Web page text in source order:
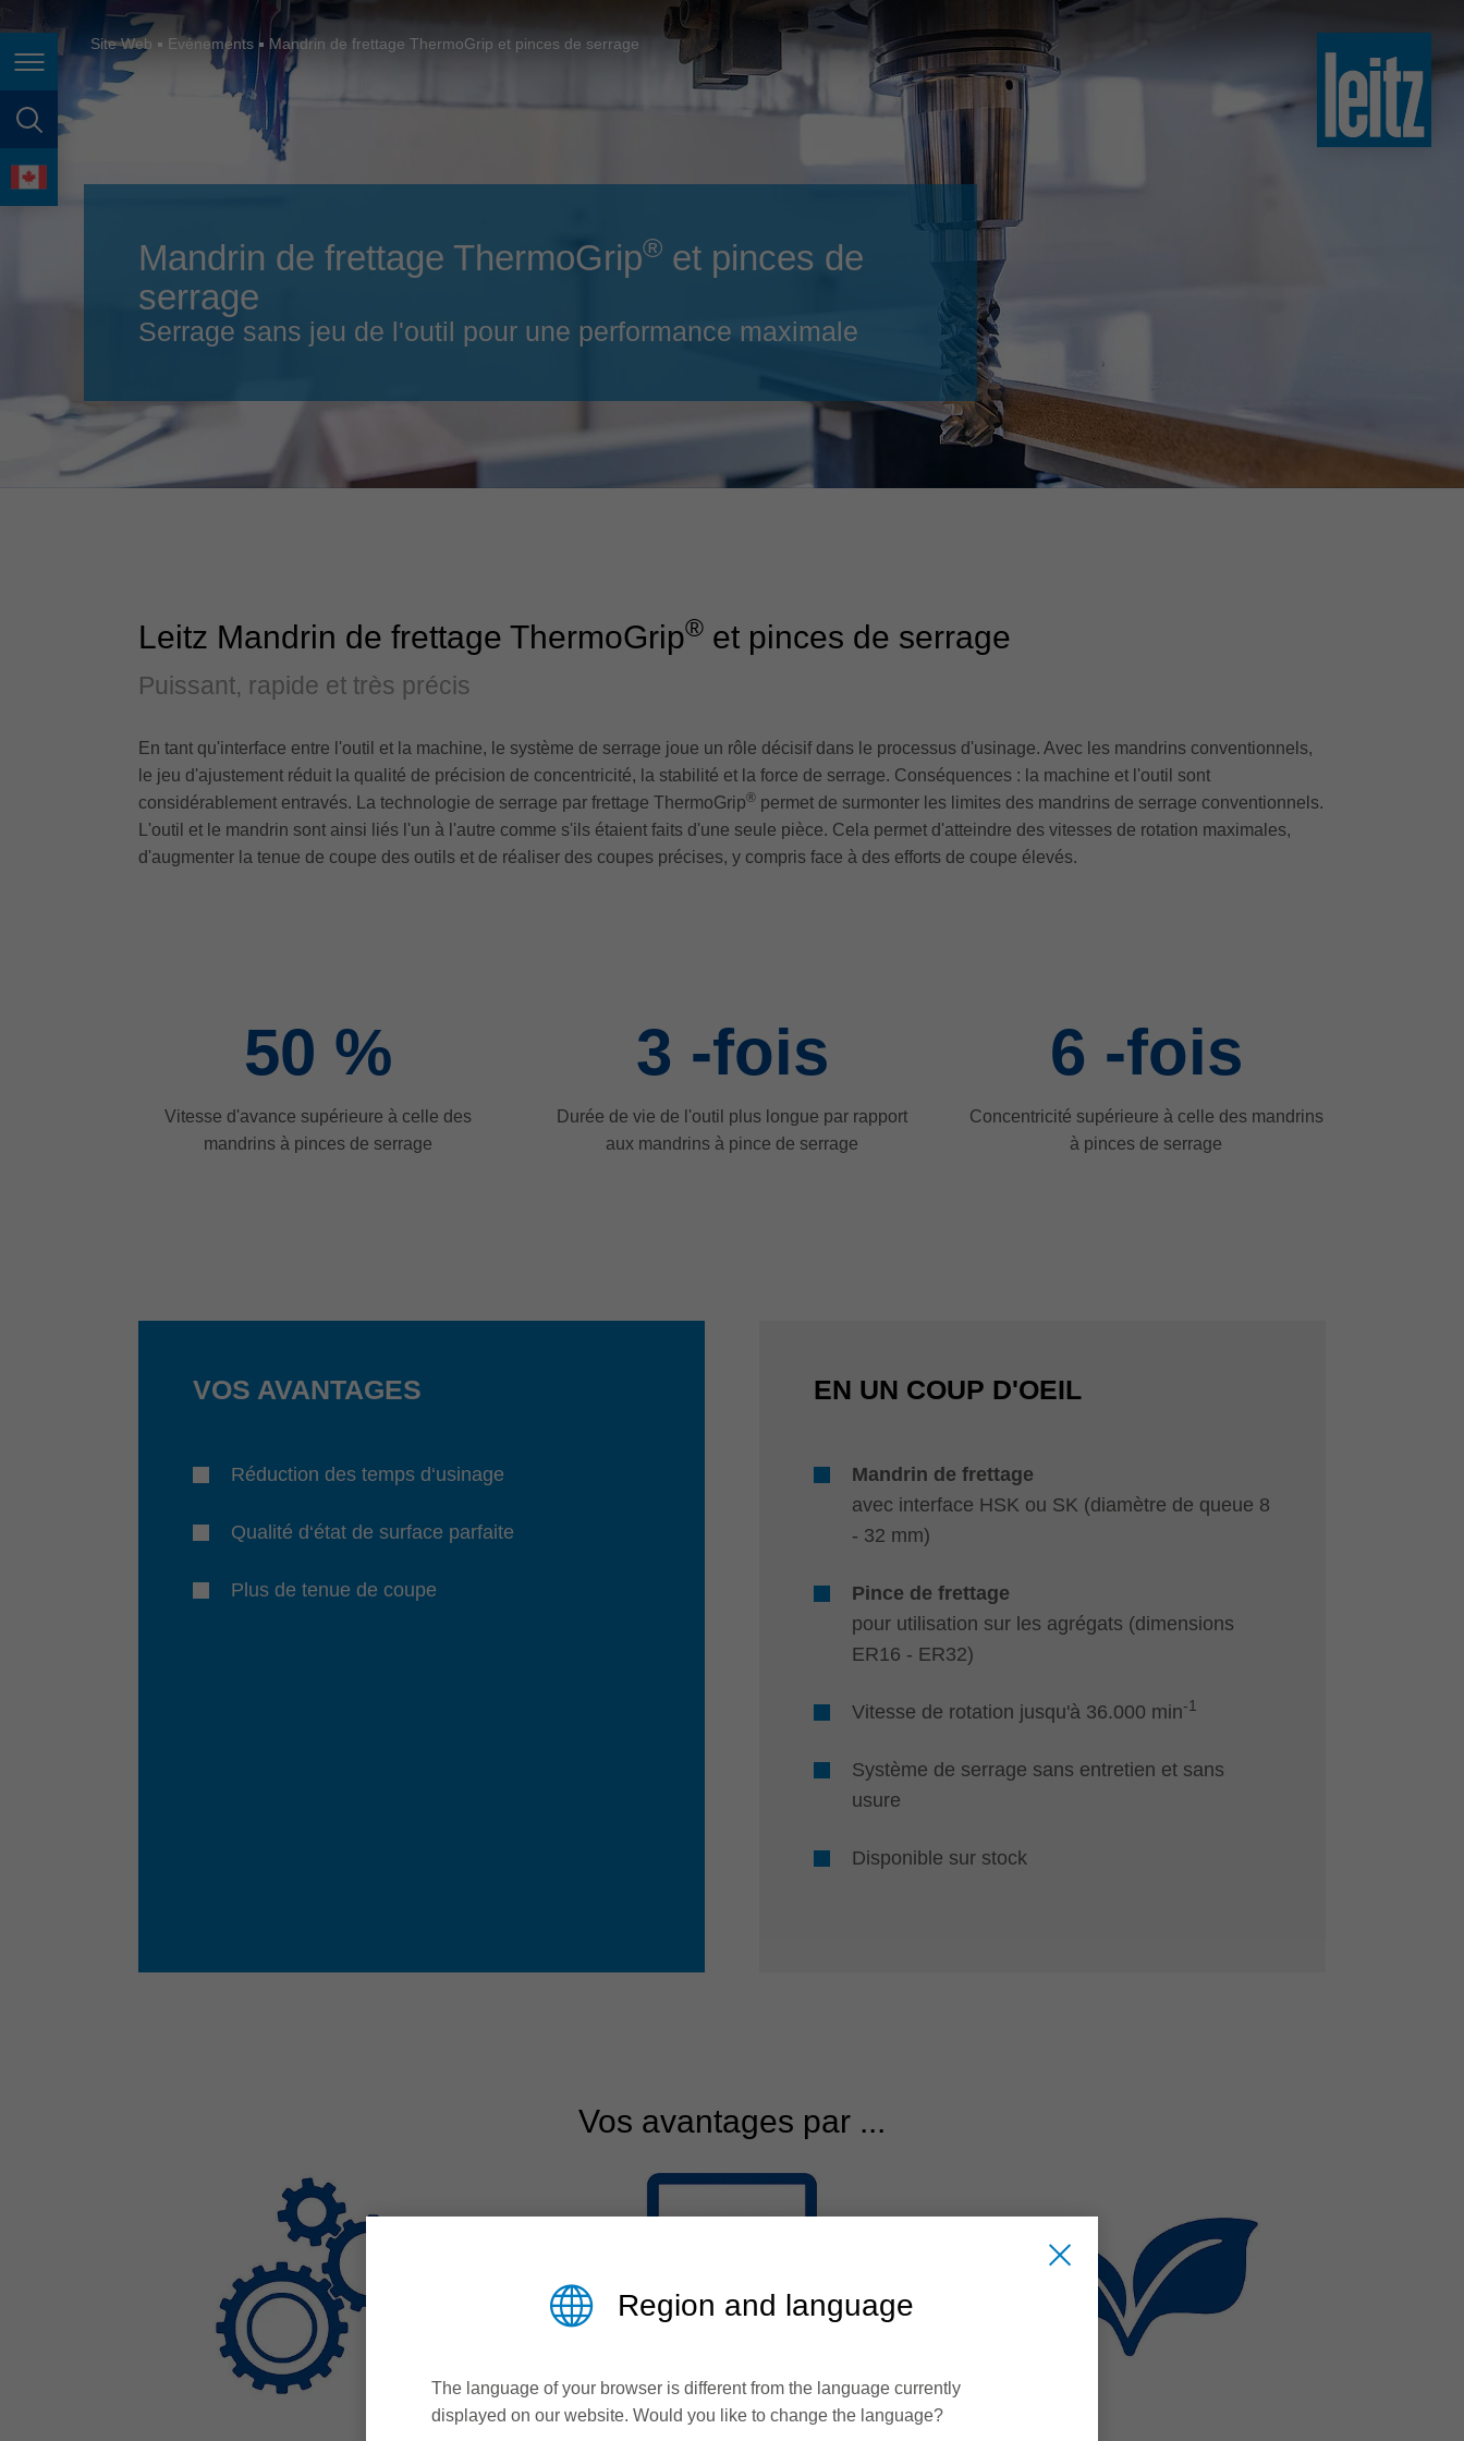
Page navigation
page search
language
France français
Lietuva english
Malaysia
México
Suomi english
Taiwan english
english
tiếng việt
中国 中文
Україна
Site Web Evénements Mandrin de frettage ThermoGrip et pinces de serrage
Mandrin de frettage ThermoGrip® et pinces de
serrage
Serrage sans jeu de l'outil pour une performance maximale
Leitz Mandrin de frettage ThermoGrip® et pinces de serrage
Puissant, rapide et très précis
En tant qu'interface entre l'outil et la machine, le système de serrage joue un rôle décisif dans le processus d'usinage. Avec les mandrins conventionnels,
le jeu d'ajustement réduit la qualité de précision de concentricité, la stabilité et la force de serrage. Conséquences : la machine et l'outil sont
considérablement entravés. La technologie de serrage par frettage ThermoGrip® permet de surmonter les limites des mandrins de serrage conventionnels.
L'outil et le mandrin sont ainsi liés l'un à l'autre comme s'ils étaient faits d'une seule pièce. Cela permet d'atteindre des vitesses de rotation maximales,
d'augmenter la tenue de coupe des outils et de réaliser des coupes précises, y compris face à des efforts de coupe élevés.
50 %
Vitesse d'avance supérieure à celle des
mandrins à pinces de serrage
3 -fois
Durée de vie de l'outil plus longue par rapport
aux mandrins à pince de serrage
6 -fois
Concentricité supérieure à celle des mandrins
à pinces de serrage
VOS AVANTAGES
Réduction des temps d‘usinage
Qualité d‘état de surface parfaite
Plus de tenue de coupe
EN UN COUP D'OEIL
Mandrin de frettage
avec interface HSK ou SK (diamètre de queue 8
- 32 mm)
Pince de frettage
pour utilisation sur les agrégats (dimensions
ER16 - ER32)
Vitesse de rotation jusqu'à 36.000 min-1
Système de serrage sans entretien et sans
usure
Disponible sur stock
Vos avantages par ...
Region and language
The language of your browser is different from the language currently
displayed on our website. Would you like to change the language?